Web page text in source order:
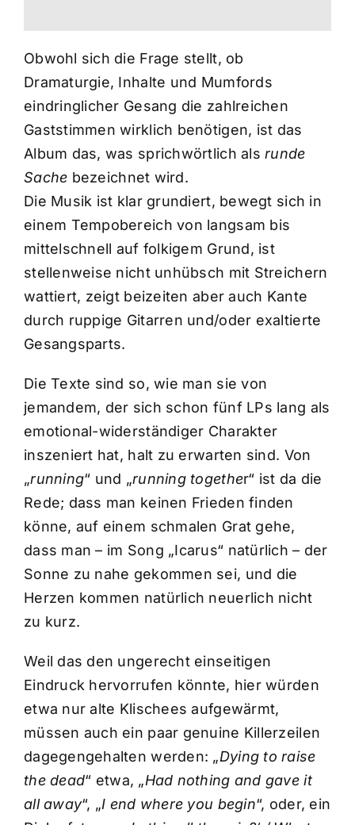
Obwohl sich die Frage stellt, ob
Dramaturgie, Inhalte und Mumfords
eindringlicher Gesang die zahlreichen
Gaststimmen wirklich benötigen, ist das
Album das, was sprichwörtlich alsrunde
Sache bezeichnet wird.
Die Musik ist klar grundiert, bewegt sich in
einem Tempobereich von langsam bis
mittelschnell auf folkigem Grund, ist
stellenweise nicht unhübsch mit Streichern
wattiert, zeigt beizeiten aber auch Kante
durch ruppige Gitarren und/oder exaltierte
Gesangsparts.
Die Texte sind so, wie man sie von
jemandem, der sich schon fünf LPs lang als
emotional-widerständiger Charakter
inszeniert hat, halt zu erwarten sind. Von
„running“ und „running together“ ist da die
Rede; dass man keinen Frieden finden
könne, auf einem schmalen Grat gehe,
dass man – im Song „Icarus“ natürlich – der
Sonne zu nahe gekommen sei, und die
Herzen kommen natürlich neuerlich nicht
zu kurz.
Weil das den ungerecht einseitigen
Eindruck hervorrufen könnte, hier würden
etwa nur alte Klischees aufgewärmt,
müssen auch ein paar genuine Killerzeilen
dagegengehalten werden: „Dying to raise
the dead“ etwa, „Had nothing and gave it
all away“, „I end where you begin“, oder, ein